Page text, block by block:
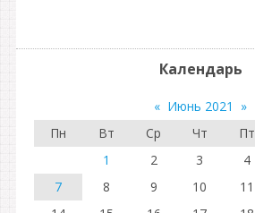
Календарь
« Июнь 2021
»
Пн
Вт Ср Чт Пт
1
2 3 4
7
8 9 10 11